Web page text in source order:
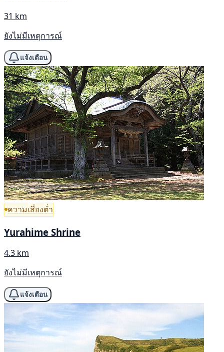
31 km
ยังไม่มีเหตุการณ์
แจ้งเตือน
ความเสี่ยงต่ำ
Yurahime Shrine
4.3 km
ยังไม่มีเหตุการณ์
แจ้งเตือน